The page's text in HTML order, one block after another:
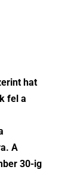
hat
fel a
A
30-ig